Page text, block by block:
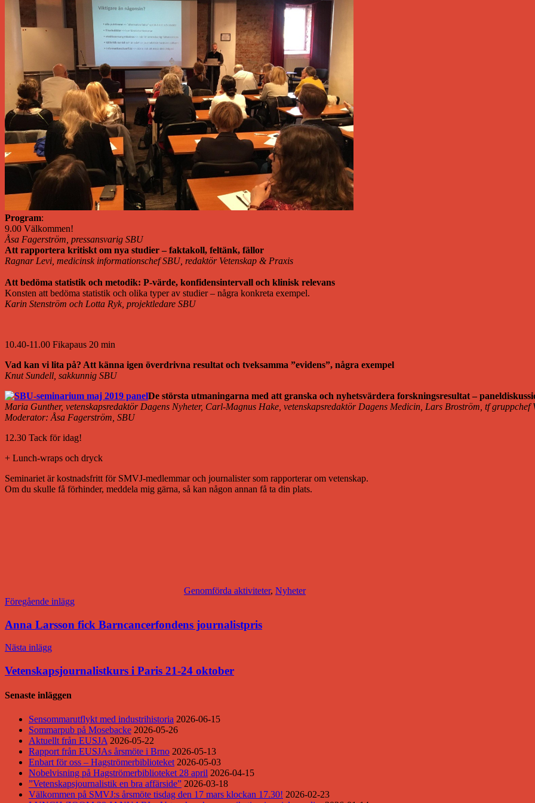
Program:
9.00 Välkommen!
Åsa Fagerström, pressansvarig SBU
Att rapportera kritiskt om nya studier – faktakoll, feltänk, fällor
Ragnar Levi, medicinsk informationschef SBU, redaktör Vetenskap & Praxis
Att bedöma statistik och metodik: P-värde, konfidensintervall och klinisk relevans
Konsten att bedöma statistik och olika typer av studier – några konkreta exempel.
Karin Stenström och Lotta Ryk, projektledare SBU
10.40-11.00 Fikapaus 20 min
Vad kan vi lita på? Att känna igen överdrivna resultat och tveksamma ”evidens”, några exempel
Knut Sundell, sakkunnig SBU
De största utmaningarna med att granska och nyhetsvärdera forskningsresultat –
Maria Gunther, vetenskapsredaktör Dagens Nyheter, Carl-Magnus Hake, vetenskapsredaktör Dagens Medicin, Lars Broström, tf gruppchef
Moderator: Åsa Fagerström, SBU
12.30 Tack för idag!
+ Lunch-wraps och dryck
Seminariet är kostnadsfritt för SMVJ-medlemmar och journalister som rapporterar om vetenskap.
Om du skulle få förhinder, meddela mig gärna, så kan någon annan få ta din plats.
Genomförda aktiviteter, Nyheter
Inläggsnavigering
Föregående inlägg
Anna Larsson fick Barncancerfondens journalistpris
Nästa inlägg
Vetenskapsjournalistkurs i Paris 21-24 oktober
Senaste inläggen
Sensommarutflykt med industrihistoria 2026-06-15
Sommarpub på Mosebacke 2026-05-26
Aktuellt från EUSJA 2026-05-22
Rapport från EUSJAs årsmöte i Brno 2026-05-13
Enbart för oss – Hagströmerbiblioteket 2026-05-03
Nobelvisning på Hagströmerbiblioteket 28 april 2026-04-15
”Vetenskapsjournalistik en bra affärside” 2026-03-18
Välkommen på SMVJ:s årsmöte tisdag den 17 mars klockan 17.30! 2026-02-23